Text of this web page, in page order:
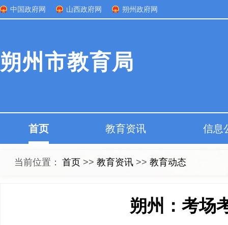
中国政府网 山西政府网 朔州政府网
朔州市教育局
首页 教育资讯 信息
当前位置： 首页 >> 教育资讯 >> 教育动态
朔州：考场